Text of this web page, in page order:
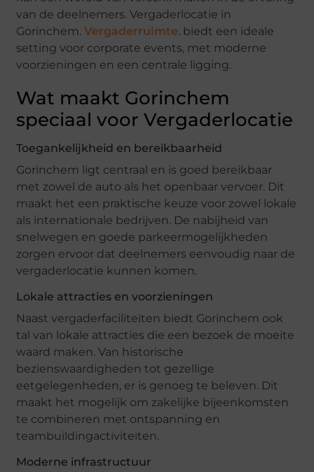
van de deelnemers. Vergaderlocatie in
Gorinchem.Vergaderruimte. biedt een ideale
setting voor corporate events, met moderne
voorzieningen en een centrale ligging.
Wat maakt Gorinchem
speciaal voor Vergaderlocatie
Toegankelijkheid en bereikbaarheid
Gorinchem ligt centraal en is goed bereikbaar
met zowel de auto als het openbaar vervoer. Dit
maakt het een praktische keuze voor zowel lokale
als internationale bedrijven. De nabijheid van
snelwegen en goede parkeermogelijkheden
zorgen ervoor dat deelnemers eenvoudig naar de
vergaderlocatie kunnen komen.
Lokale attracties en voorzieningen
Naast vergaderfaciliteiten biedt Gorinchem ook
tal van lokale attracties die een bezoek de moeite
waard maken. Van historische
bezienswaardigheden tot gezellige
eetgelegenheden, er is genoeg te beleven. Dit
maakt het mogelijk om zakelijke bijeenkomsten
te combineren met ontspanning en
teambuildingactiviteiten.
Moderne infrastructuur